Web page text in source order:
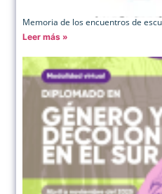
Memoria de los encuentros de
Leer más »